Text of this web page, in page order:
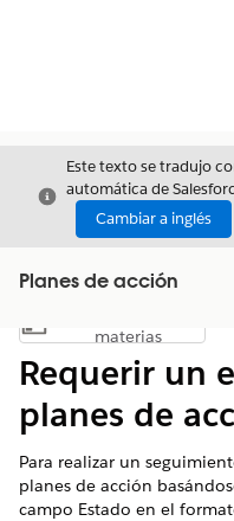
Cerrar
Este texto se tradujo
automática de
Cambiar a inglés
Planes de acción
Mostrar índice de
materias
Requerir un
planes de
Para realizar un
planes de acción
campo Estado en el